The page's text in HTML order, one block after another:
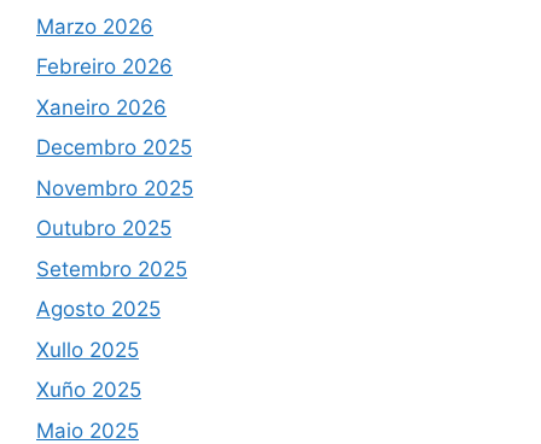
Marzo 2026
Febreiro 2026
Xaneiro 2026
Decembro 2025
Novembro 2025
Outubro 2025
Setembro 2025
Agosto 2025
Xullo 2025
Xuño 2025
Maio 2025